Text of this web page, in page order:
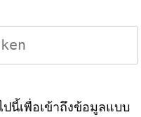
นี้เพื่อเข้าถึงข้อมูลแบบ